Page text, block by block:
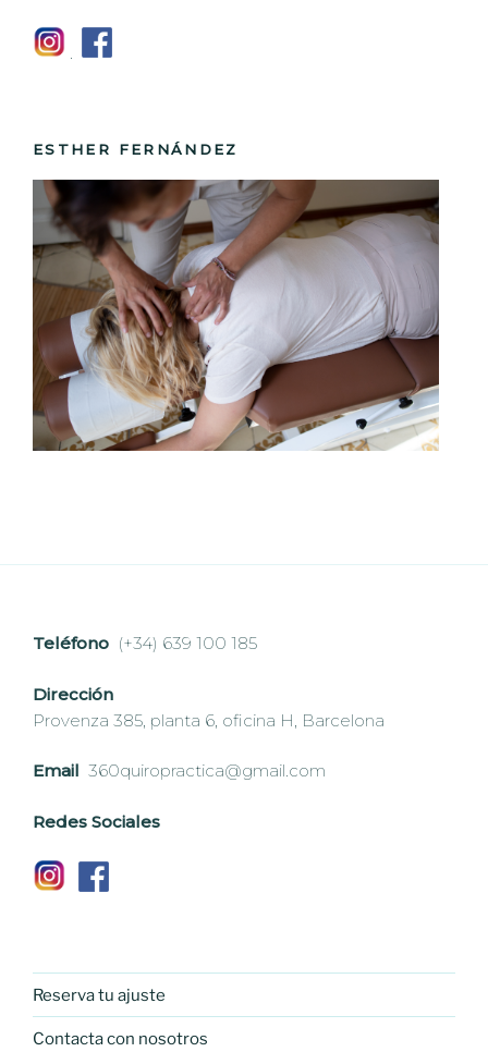
ESTHER FERNÁNDEZ
Teléfono (+34) 639 100 185
Dirección
Provenza 385, planta 6, oficina H, Barcelona
Email 360quiropractica@gmail.com
Redes Sociales
Reserva tu ajuste
Contacta con nosotros